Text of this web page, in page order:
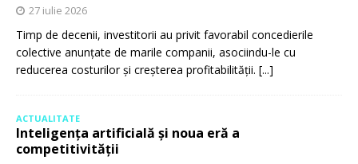
27 iulie 2026
Timp de decenii, investitorii au privit favorabil concedierile
colective anunțate de marile companii, asociindu-le cu
reducerea costurilor și creșterea profitabilității. [...]
ACTUALITATE
Inteligența artificială și noua eră a
competitivității